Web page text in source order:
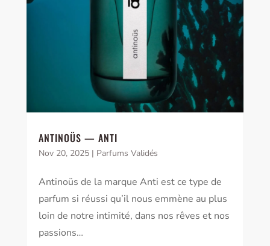
ANTINOÜS — ANTI
Nov 20, 2025| Parfums Validés
Antinoüs de la marque Anti est ce type de
parfum si réussi qu’il nous emmène au plus
loin de notre intimité, dans nos rêves et nos
passions…